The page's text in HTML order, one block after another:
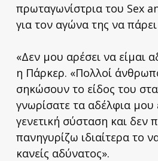
πρωταγωνίστρια του Sex
για τον αγώνα της να
«Δεν μου αρέσει να είμαι
η Πάρκερ. «Πολλοί
σηκώσουν το είδος του
γνωρίσατε τα αδέλφια μου
γενετική σύσταση και δεν
πανηγυρίζω ιδιαίτερα το
κανείς αδύνατος».